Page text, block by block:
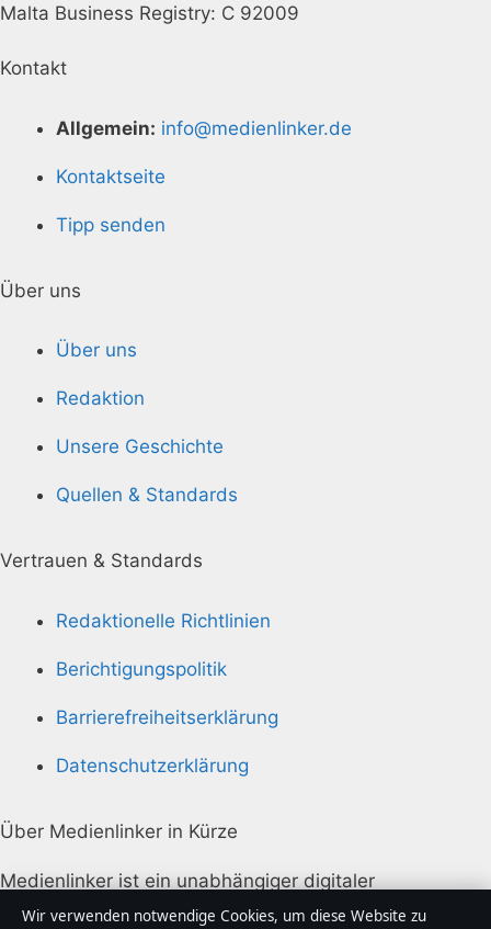
Malta Business Registry: C 92009
Kontakt
Allgemein: info@medienlinker.de
Kontaktseite
Tipp senden
Über uns
Über uns
Redaktion
Unsere Geschichte
Quellen & Standards
Vertrauen & Standards
Redaktionelle Richtlinien
Berichtigungspolitik
Barrierefreiheitserklärung
Datenschutzerklärung
Über Medienlinker in Kürze
Medienlinker ist ein unabhängiger digitaler
Nachrichtenanbieter mit Fokus auf Politik, Wirtschaft,
Wir verwenden notwendige Cookies, um diese Website zu